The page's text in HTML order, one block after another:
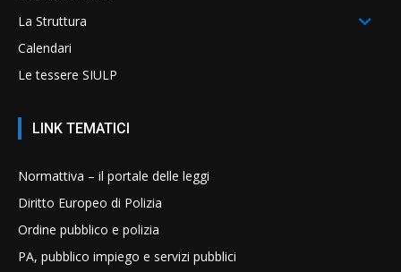
La Struttura
Calendari
Le tessere SIULP
LINK TEMATICI
Normattiva – il portale delle leggi
Diritto Europeo di Polizia
Ordine pubblico e polizia
PA, pubblico impiego e servizi pubblici